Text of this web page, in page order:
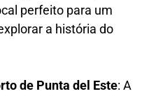
perfeito para um
a história do
de Punta del Este: A